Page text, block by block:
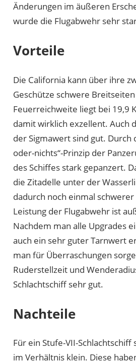
Änderungen im äußeren
wurde die Flugabwehr sehr
Vorteile
Die California kann über ihre
Geschütze schwere
Feuerreichweite liegt bei 19,9
damit wirklich exzellent. Auch
der Sigmawert sind gut. Durch
oder-nichts“-Prinzip der
des Schiffes stark gepanzert.
die Zitadelle unter der
dadurch noch einmal
Leistung der Flugabwehr ist
Nachdem man alle Upgrades
auch ein sehr guter Tarnwert
man für Überraschungen
Ruderstellzeit und
Schlachtschiff sehr gut.
Nachteile
Für ein Stufe-VII-Schlachtschiff
im Verhältnis klein. Diese